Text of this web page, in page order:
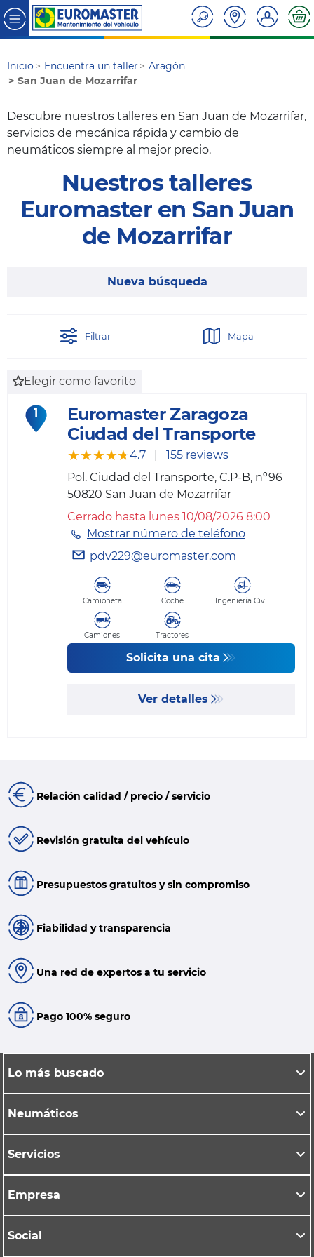
Inicio Encuentra un taller
Aragón
San Juan de Mozarrifar
Descubre nuestros talleres en San Juan de Mozarrifar,
servicios de mecánica rápida y cambio de
neumáticos siempre al mejor precio.
Nuestros talleres
Euromaster en San Juan
de Mozarrifar
Nueva búsqueda
Mapa
Filtrar
Elegir como favorito
1
Euromaster Zaragoza
Ciudad del Transporte
★★★★★
★★★★★4.7 |155 reviews
Pol. Ciudad del Transporte, C.P-B, nº96
50820 San Juan de Mozarrifar
Cerrado hasta lunes 10/08/2026 8:00
Mostrar número de teléfono
pdv229@euromaster.com
Camioneta Coche Ingeniería Civil
Camiones Tractores
Solicita una cita
Ver detalles
Relación calidad / precio / servicio
Revisión gratuita del vehículo
Presupuestos gratuitos y sin compromiso
Fiabilidad y transparencia
Una red de expertos a tu servicio
Pago 100% seguro
Lo más buscado
Neumáticos
Servicios
Empresa
Social